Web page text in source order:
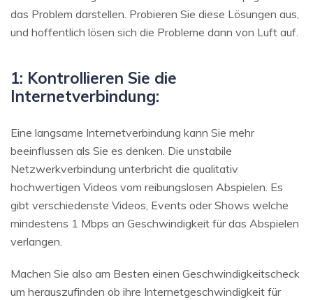
das Problem darstellen. Probieren Sie diese Lösungen aus,
und hoffentlich lösen sich die Probleme dann von Luft auf.
1: Kontrollieren Sie die
Internetverbindung:
Eine langsame Internetverbindung kann Sie mehr
beeinflussen als Sie es denken. Die unstabile
Netzwerkverbindung unterbricht die qualitativ
hochwertigen Videos vom reibungslosen Abspielen. Es
gibt verschiedenste Videos, Events oder Shows welche
mindestens 1 Mbps an Geschwindigkeit für das Abspielen
verlangen.
Machen Sie also am Besten einen Geschwindigkeitscheck
um herauszufinden ob ihre Internetgeschwindigkeit für